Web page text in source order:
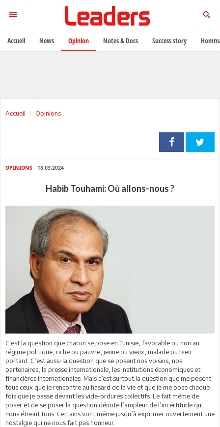
Accueil Opinions
OPINIONS - 18.03.2024
Habib Touhami: Où allons-nous ?
C'est la question que chacun se pose en Tunisie, favorable ou non au
régime politique, riche ou pauvre, jeune ou vieux, malade ou bien
portant. C’est aussi la question que se posent nos voisins, nos
partenaires, la presse internationale, les institutions économiques et
financières internationales. Mais c’est surtout la question que me posent
tous ceux que je rencontre au hasard de la vie et que je me pose chaque
fois que je passe devant les vide-ordures collectifs. Le fait même de
poser et de se poser la question dénote l’ampleur de l’incertitude qui
nous étreint tous. Certains vont même jusqu’à exprimer ouvertement une
nostalgie qui ne nous fait pas honneur.
Accueil News Opinion Notes & Docs Success story